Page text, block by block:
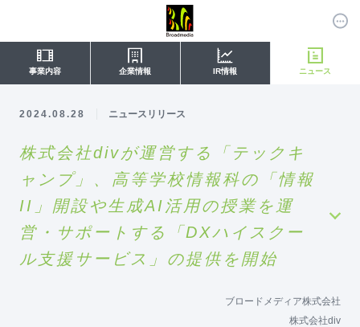
事業内容 企業情報 IR情報 ニュース
2024.08.28 ニュースリリース
株式会社divが運営する「テックキ
ャンプ」、高等学校情報科の「情報
II」開設や生成AI活用の授業を運
営・サポートする「DXハイスクー
ル支援サービス」の提供を開始
ブロードメディア株式会社
株式会社div